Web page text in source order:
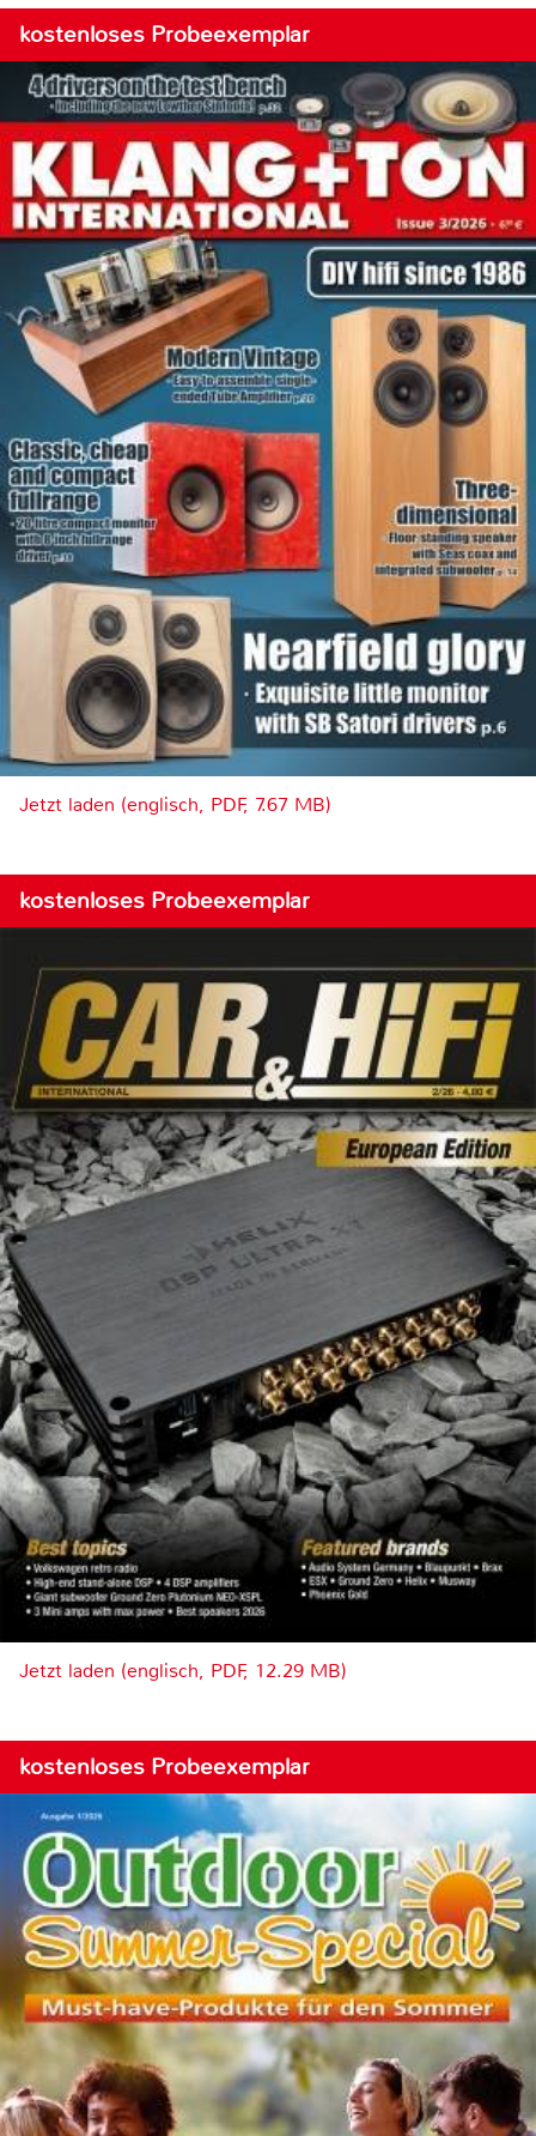
kostenloses Probeexemplar
Jetzt laden (englisch, PDF, 7.67 MB)
kostenloses Probeexemplar
Jetzt laden (englisch, PDF, 12.29 MB)
kostenloses Probeexemplar